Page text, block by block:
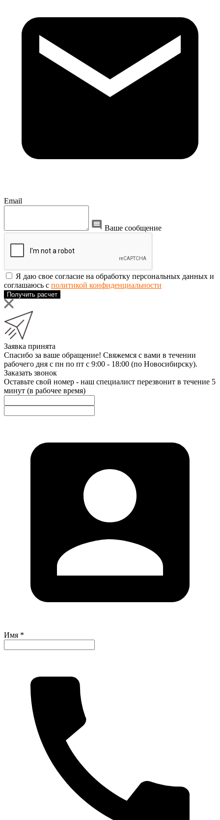
Email
Ваше сообщение
Я даю свое согласие на обработку персональных данных и
соглашаюсь с политикой конфиденциальности
Получить расчет
Заявка принята
Спасибо за ваше обращение! Свяжемся с вами в течении
рабочего дня с пн по пт с 9:00 - 18:00 (по Новосибирску).
Заказать звонок
Оставьте свой номер - наш специалист перезвонит в течение 5
минут (в рабочее время)
Имя *